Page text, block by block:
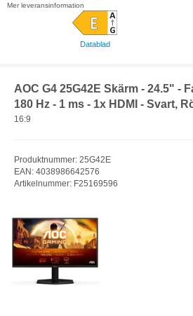
Mer leveransinformation
Datablad
AOC G4 25G42E Skärm - 24.5" -
180 Hz - 1 ms - 1x HDMI - Svart,
16:9
Produktnummer: 25G42E
EAN: 4038986642576
Artikelnummer: F25169596